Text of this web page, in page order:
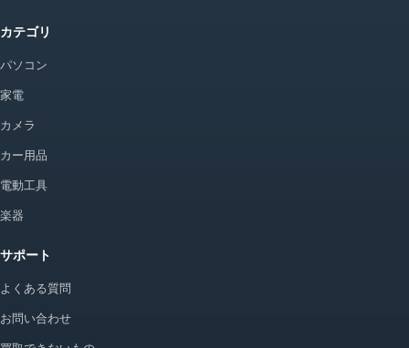
カテゴリ
パソコン
家電
カメラ
カー用品
電動工具
楽器
サポート
よくある質問
お問い合わせ